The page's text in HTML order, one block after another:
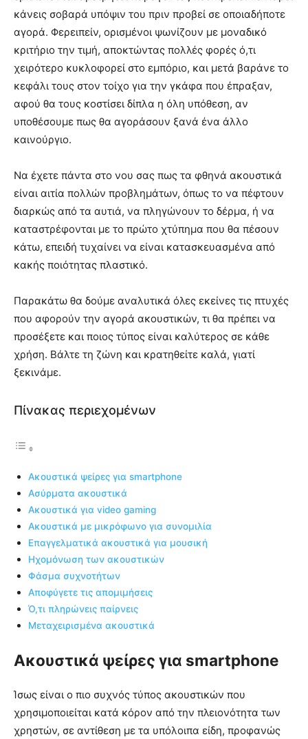
κάνεις σοβαρά υπόψιν του πριν προβεί σε οποιαδήποτε
αγορά. Φερειπείν, ορισμένοι ψωνίζουν με μοναδικό
κριτήριο την τιμή, αποκτώντας πολλές φορές ό,τι
χειρότερο κυκλοφορεί στο εμπόριο, και μετά βαράνε το
κεφάλι τους στον τοίχο για την γκάφα που έπραξαν,
αφού θα τους κοστίσει δίπλα η όλη υπόθεση, αν
υποθέσουμε πως θα αγοράσουν ξανά ένα άλλο
καινούργιο.
Να έχετε πάντα στο νου σας πως τα φθηνά ακουστικά
είναι αιτία πολλών προβλημάτων, όπως το να πέφτουν
διαρκώς από τα αυτιά, να πληγώνουν το δέρμα, ή να
καταστρέφονται με το πρώτο χτύπημα που θα πέσουν
κάτω, επειδή τυχαίνει να είναι κατασκευασμένα από
κακής ποιότητας πλαστικό.
Παρακάτω θα δούμε αναλυτικά όλες εκείνες τις πτυχές
που αφορούν την αγορά ακουστικών, τι θα πρέπει να
προσέξετε και ποιος τύπος είναι καλύτερος σε κάθε
χρήση. Βάλτε τη ζώνη και κρατηθείτε καλά, γιατί
ξεκινάμε.
Πίνακας περιεχομένων
Ακουστικά ψείρες για smartphone
Ασύρματα ακουστικά
Ακουστικά για video gaming
Ακουστικά με μικρόφωνο για συνομιλία
Επαγγελματικά ακουστικά για μουσική
Ηχομόνωση των ακουστικών
Φάσμα συχνοτήτων
Αποφύγετε τις απομιμήσεις
Ό,τι πληρώνεις παίρνεις
Μεταχειρισμένα ακουστικά
Ακουστικά ψείρες για smartphone
Ίσως είναι ο πιο συχνός τύπος ακουστικών που
χρησιμοποιείται κατά κόρον από την πλειονότητα των
χρηστών, σε αντίθεση με τα υπόλοιπα είδη, προφανώς